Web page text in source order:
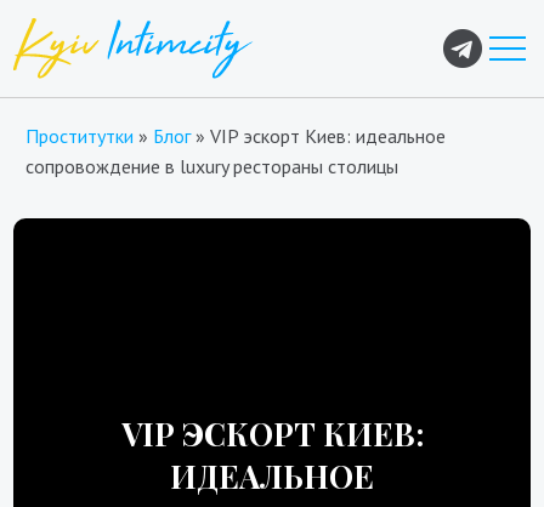
Проститутки » Блог»VIP эскорт Киев: идеальное
сопровождение в luxury рестораны столицы
VIP ЭСКОРТ КИЕВ:
ИДЕАЛЬНОЕ